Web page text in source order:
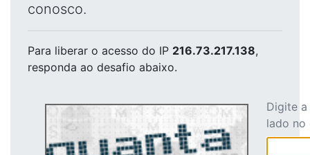
conosco.
Para liberar o acesso do IP 216.73.217.138,
responda ao desafio abaixo.
Digite
lado no